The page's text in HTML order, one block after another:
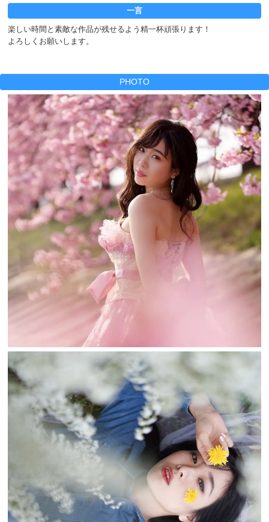
一言
楽しい時間と素敵な作品が残せるよう精一杯頑張ります！
よろしくお願いします。
PHOTO